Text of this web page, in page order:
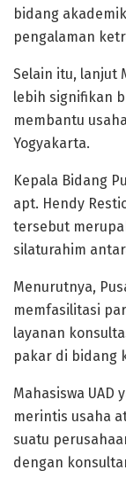
bidang
pengalaman
Selain itu, lanjut
lebih signifikan
membantu
Yogyakarta.
Kepala Bidang
apt. Hendy
tersebut
silaturahim
Menurutnya,
memfasilitasi
layanan
pakar di bidang
Mahasiswa UAD
merintis usaha
suatu
dengan